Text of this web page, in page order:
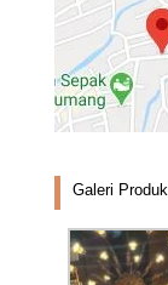
Galeri Produk